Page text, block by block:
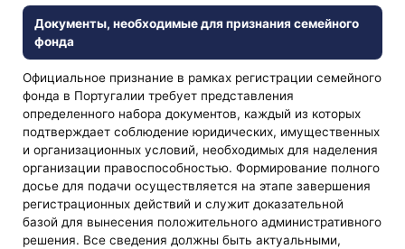
Документы, необходимые для признания семейного
фонда
Официальное признание в рамках регистрации семейного
фонда в Португалии требует представления
определенного набора документов, каждый из которых
подтверждает соблюдение юридических, имущественных
и организационных условий, необходимых для наделения
организации правоспособностью. Формирование полного
досье для подачи осуществляется на этапе завершения
регистрационных действий и служит доказательной
базой для вынесения положительного административного
решения. Все сведения должны быть актуальными,